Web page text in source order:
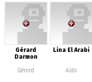
Gérard
Darmon
Gérard
Lina El Arabi
Aïda